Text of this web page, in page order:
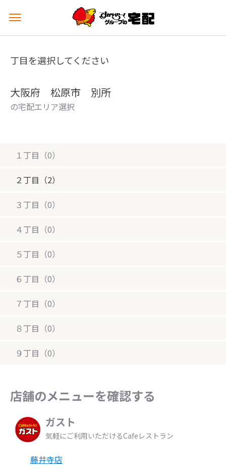
メ
ュ
を
丁目を選択してください
大阪府 松原市 別所
の宅配エリア選択
１丁目（0）
２丁目（2）
３丁目（0）
４丁目（0）
５丁目（0）
６丁目（0）
７丁目（0）
８丁目（0）
９丁目（0）
店舗のメニューを確認する
ガスト
気軽にご利用いただけるCafeレストラン
藤井寺店